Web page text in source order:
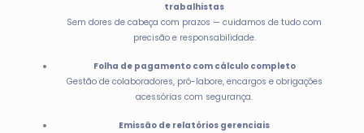
trabalhistas
Sem dores de cabeça com prazos — cuidamos de tudo com
precisão e responsabilidade.
Folha de pagamento com cálculo completo
Gestão de colaboradores, pró-labore, encargos e obrigações
acessórias com segurança.
Emissão de relatórios gerenciais